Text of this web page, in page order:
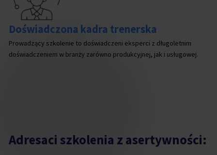
Doświadczona kadra trenerska
Prowadzący szkolenie to doświadczeni eksperci z długoletnim
doświadczeniem w branży zarówno produkcyjnej, jak i usługowej.
Adresaci szkolenia z asertywności: